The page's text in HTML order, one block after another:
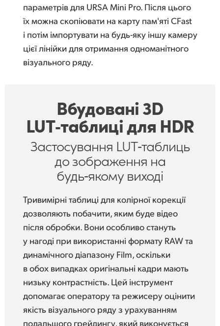
параметрів для URSA Mini Pro. Після цього
їх можна скопіювати на карту пам'яті CFast
і потім імпортувати на будь-яку іншу камеру
цієї лінійки для отримання одноманітного
візуального ряду.
Вбудовані 3D
LUT‑таблиці для HDR
Застосування LUT‑таблиць
дозображення на
будь‑якому виході
Тривимірні таблиці для колірної корекції
дозволяють побачити, яким буде відео
після обробки. Вони особливо стануть
у нагоді при використанні формату RAW та
динамічного діапазону Film, оскільки
в обох випадках оригінальні кадри мають
низьку контрастність. Цей інструмент
допомагає оператору та режисеру оцінити
якість візуального ряду з урахуванням
подальшого грейдингу, який виконується